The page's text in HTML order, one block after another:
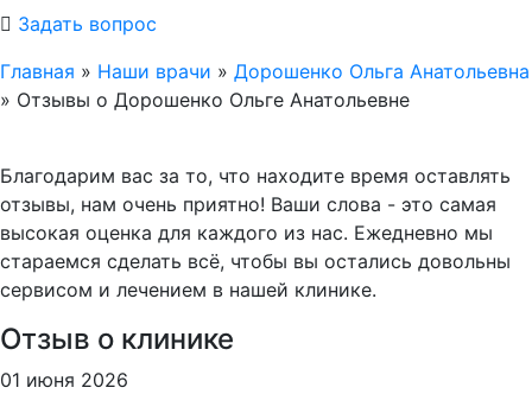
Задать вопрос
Главная » Наши врачи » Дорошенко Ольга Анатольевна
» Отзывы о Дорошенко Ольге Анатольевне
Благодарим вас за то, что находите время оставлять
отзывы, нам очень приятно! Ваши слова - это самая
высокая оценка для каждого из нас. Ежедневно мы
стараемся сделать всё, чтобы вы остались довольны
сервисом и лечением в нашей клинике.
Отзыв о клинике
01 июня 2026